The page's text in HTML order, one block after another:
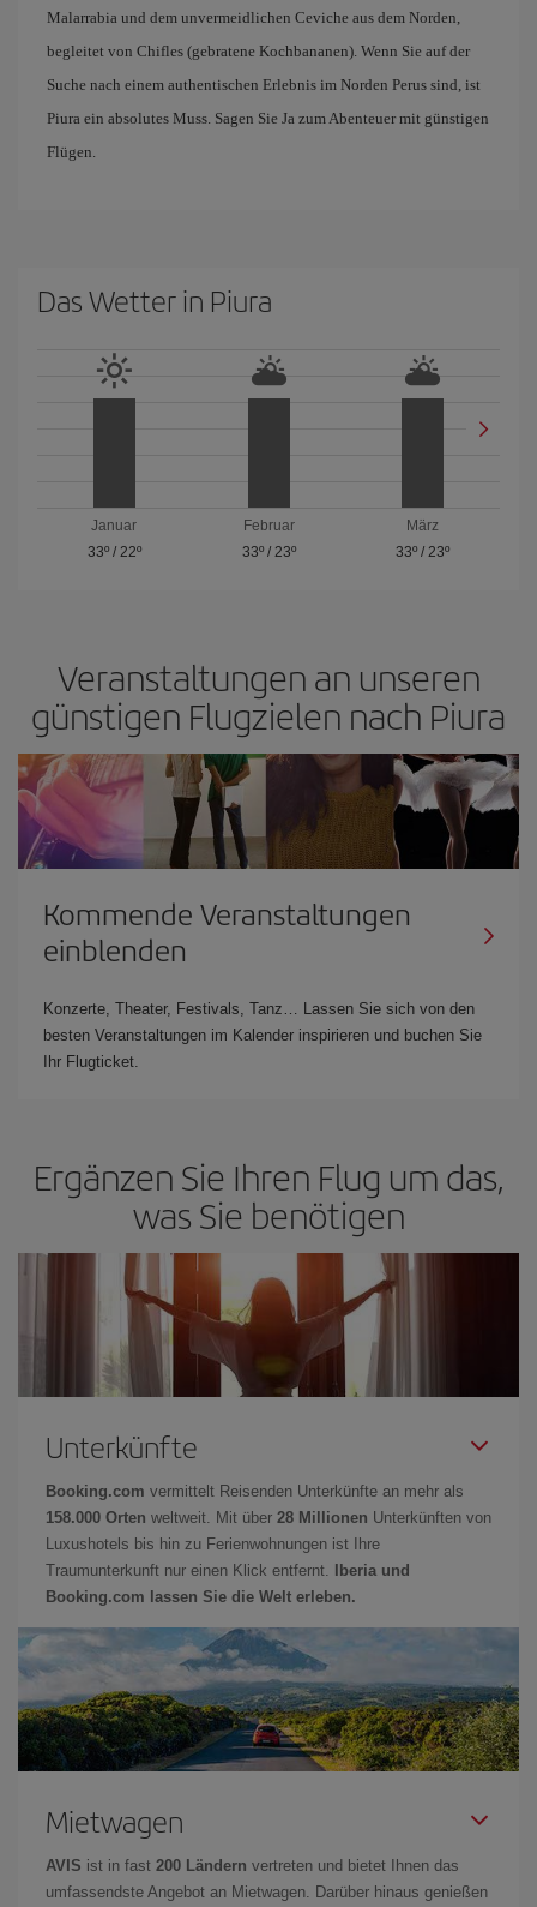
Malarrabia und dem unvermeidlichen Ceviche aus dem Norden,
begleitet von Chifles (gebratene Kochbananen). Wenn Sie auf der
Suche nach einem authentischen Erlebnis im Norden Perus sind, ist
Piura ein absolutes Muss. Sagen Sie Ja zum Abenteuer mit günstigen
Flügen.
Das Wetter in Piura
Januar
33º/ 22º
Februar
33º/ 23º
März
33º / 23º
Veranstaltungen an unseren
günstigen Flugzielen nach Piura
Kommende Veranstaltungen
einblenden
Konzerte, Theater, Festivals, Tanz… Lassen Sie sich von den
besten Veranstaltungen im Kalender inspirieren und buchen Sie
Ihr Flugticket.
Ergänzen Sie Ihren Flug um das,
was Sie benötigen
Unterkünfte
Booking.com vermittelt Reisenden Unterkünfte an mehr als
158.000 Orten weltweit. Mit über 28 Millionen Unterkünften von
Luxushotels bis hin zu Ferienwohnungen ist Ihre
Traumunterkunft nur einen Klick entfernt.
Iberia und
Booking.com lassen Sie die Welt erleben.
Mietwagen
AVIS ist in fast 200 Ländern vertreten und bietet Ihnen das
umfassendste Angebot an Mietwagen. Darüber hinaus genießen